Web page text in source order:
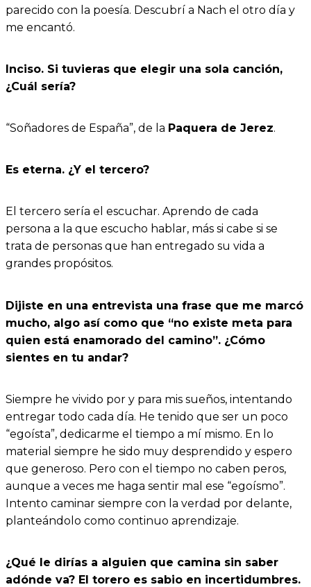
parecido con la poesía. Descubrí a Nach el otro día y
me encantó.
Inciso. Si tuvieras que elegir una sola canción,
¿Cuál sería?
“Soñadores de España”, de la Paquera de Jerez.
Es eterna. ¿Y el tercero?
El tercero sería el escuchar. Aprendo de cada
persona a la que escucho hablar, más si cabe si se
trata de personas que han entregado su vida a
grandes propósitos.
Dijiste en una entrevista una frase que me marcó
mucho, algo así como que “no existe meta para
quien está enamorado del camino”. ¿Cómo
sientes en tu andar?
Siempre he vivido por y para mis sueños, intentando
entregar todo cada día. He tenido que ser un poco
“egoísta”, dedicarme el tiempo a mí mismo. En lo
material siempre he sido muy desprendido y espero
que generoso. Pero con el tiempo no caben peros,
aunque a veces me haga sentir mal ese “egoísmo”.
Intento caminar siempre con la verdad por delante,
planteándolo como continuo aprendizaje.
¿Qué le dirías a alguien que camina sin saber
adónde va? El torero es sabio en incertidumbres.